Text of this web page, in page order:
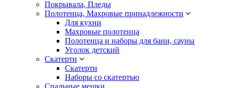
Покрывала, Пледы
Полотенца, Махровые принадлежности
Для кухни
Махровые полотенца
Полотенца и наборы для бани, сауны
Уголок детский
Скатерти
Скатерти
Наборы со скатертью
Спальные мешки